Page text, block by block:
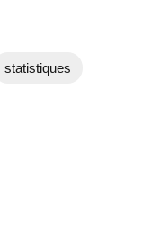
statistiques